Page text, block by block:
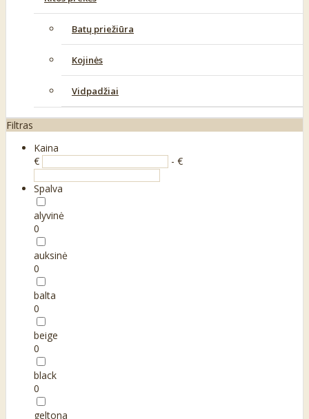
Batų priežiūra
Kojinės
Vidpadžiai
Filtras
Kaina
€
- €
Spalva
alyvinė
0
auksinė
0
balta
0
beige
0
black
0
geltona